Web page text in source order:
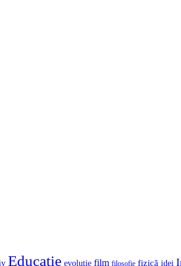
Educaţie evoluţie film filosofie fizică idei